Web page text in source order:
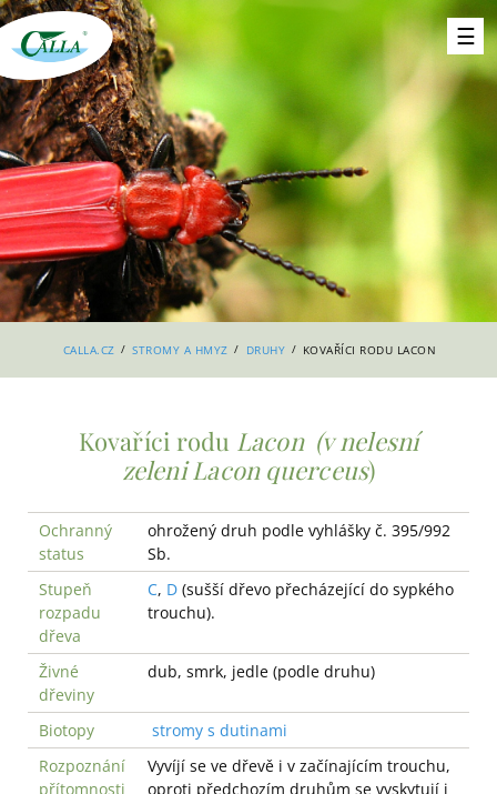
CALLA.CZ / STROMY A HMYZ / DRUHY / KOVAŘÍCI RODU LACON
Kovaříci rodu Lacon (v nelesní
zeleni Lacon querceus)
Ochranný
status
ohrožený druh podle vyhlášky č. 395/992
Sb.
Stupeň
rozpadu
dřeva
C, D (sušší dřevo přecházející do sypkého
trouchu).
Živné
dřeviny
dub, smrk, jedle (podle druhu)
Biotopy
stromy s dutinami
Rozpoznání
přítomnosti
Vyvíjí se ve dřevě i v začínajícím trouchu,
oproti předchozím druhům se vyskytují i